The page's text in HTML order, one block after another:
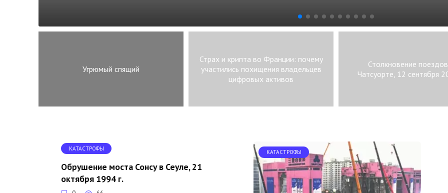
Угрюмый спящий
Страх и крипта во Франции: почему
участились похищения владельцев
цифровых активов
Столкновение
Чатсуорте, 12 сентября
КАТАСТРОФЫ
Обрушение моста Сонсу в Сеуле, 21
октября 1994 г.
КАТАСТРОФЫ